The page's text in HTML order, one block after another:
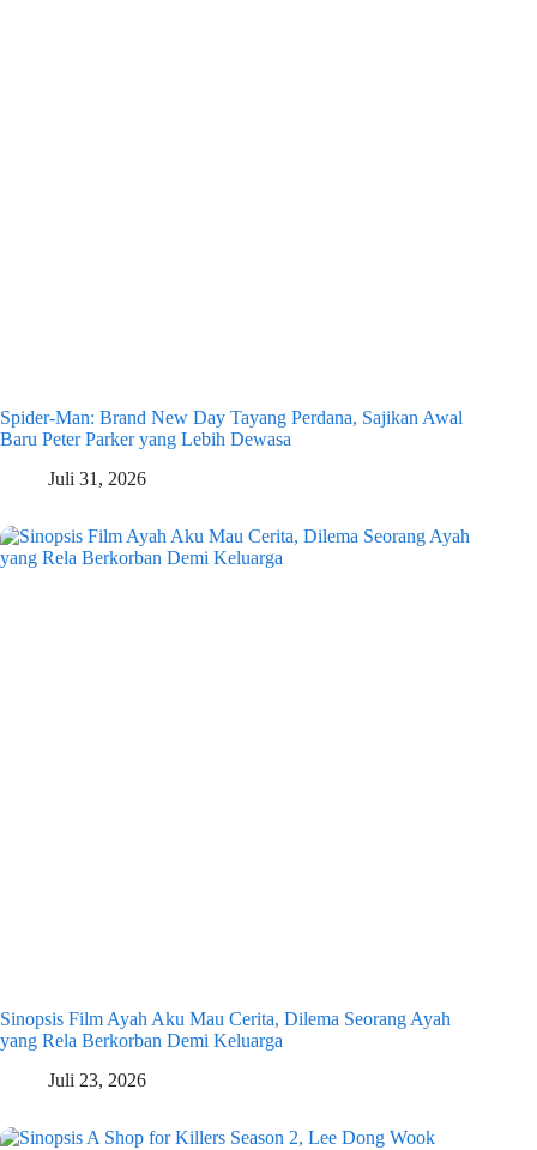
Spider-Man: Brand New Day Tayang Perdana, Sajikan Awal
Baru Peter Parker yang Lebih Dewasa
Juli 31, 2026
Sinopsis Film Ayah Aku Mau Cerita, Dilema Seorang Ayah
yang Rela Berkorban Demi Keluarga
Juli 23, 2026